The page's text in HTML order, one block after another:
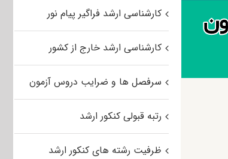
کارشناسی ارشد فراگیر پیام نور
کارشناسی ارشد خارج از کشور
سرفصل ها و ضرایب دروس آزمون
رتبه قبولی کنکور ارشد
ظرفیت رشته های کنکور ارشد